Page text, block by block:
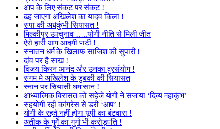
आप के लिए संकट पर संकट !
ढह जाएगा अखिलेश का यादव किला !
सपा की अर्धकुंभी सियासत !
मिल्कीपुर उपचुनाव …..योगी नीति से मिली जीत
ऐसे हारी आम आदमी पार्टी !
सनातन धर्म के खिलाफ साजिश की सुपारी !
दांव पर है साख !
विजय किरन आनंद और उनका दुरसंयोग !
संगम मे अखिलेश के डुबकी की सियासत
स्नान पर सियासी घमासान !
आध्यात्मिक विरासत को सहेजे योगी ने सजाया ‘दिव्य महाकुंभ’
सहयोगी रही कांग्रेस से डरी ‘आप’ !
योगी के रहते नहीं होगा यूपी का बंटवारा !
अतीक के गुर्गे का गुर्गा भी करोड़पति !